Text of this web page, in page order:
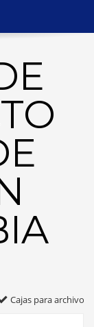
Cajas para archivo